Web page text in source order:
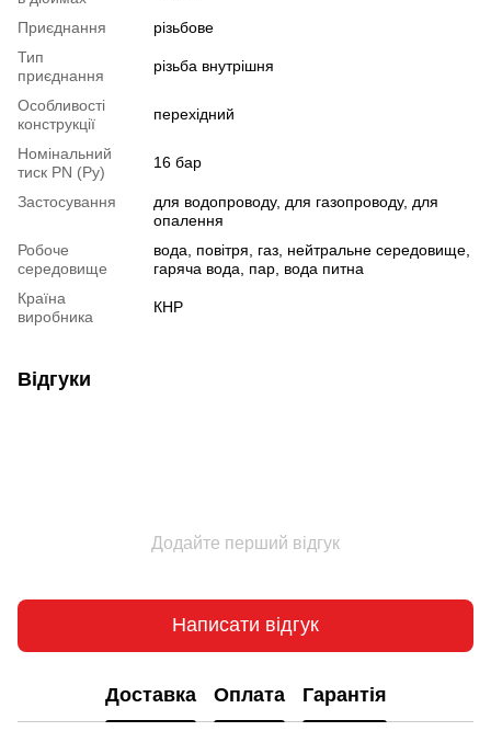
Приєднання
різьбове
Тип
приєднання
різьба внутрішня
Особливості
конструкції
перехідний
Номінальний
тиск PN (Ру)
16 бар
Застосування
для водопроводу, для газопроводу, для
опалення
Робоче
середовище
вода, повітря, газ, нейтральне середовище,
гаряча вода, пар, вода питна
Країна
виробника
КНР
Відгуки
Додайте перший відгук
Написати відгук
Доставка Оплата Гарантія